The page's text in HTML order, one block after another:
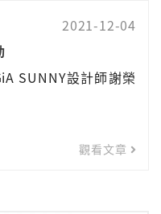
2021-12-04
SUNNY設計師謝榮
觀看文章